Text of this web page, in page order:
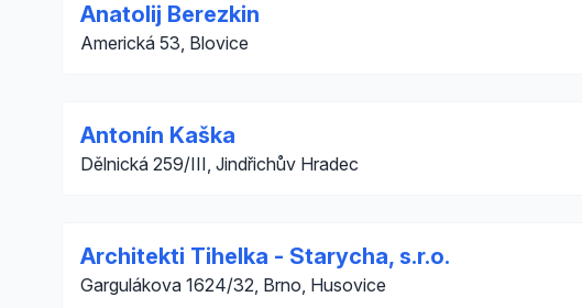
Anatolij Berezkin
Americká 53, Blovice
Antonín Kaška
Dělnická 259/III, Jindřichův Hradec
Architekti Tihelka - Starycha, s.r.o.
Gargulákova 1624/32, Brno, Husovice